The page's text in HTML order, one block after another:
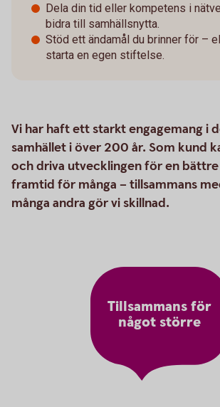
Dela din tid eller kompetens i
bidra till samhällsnytta.
Stöd ett ändamål du brinner för –
starta en egen stiftelse.
Vi har haft ett starkt engagemang i
samhället i över 200 år. Som kund
och driva utvecklingen för en
framtid för många – tillsammans
många andra gör vi skillnad.
Tillsammans för
något större